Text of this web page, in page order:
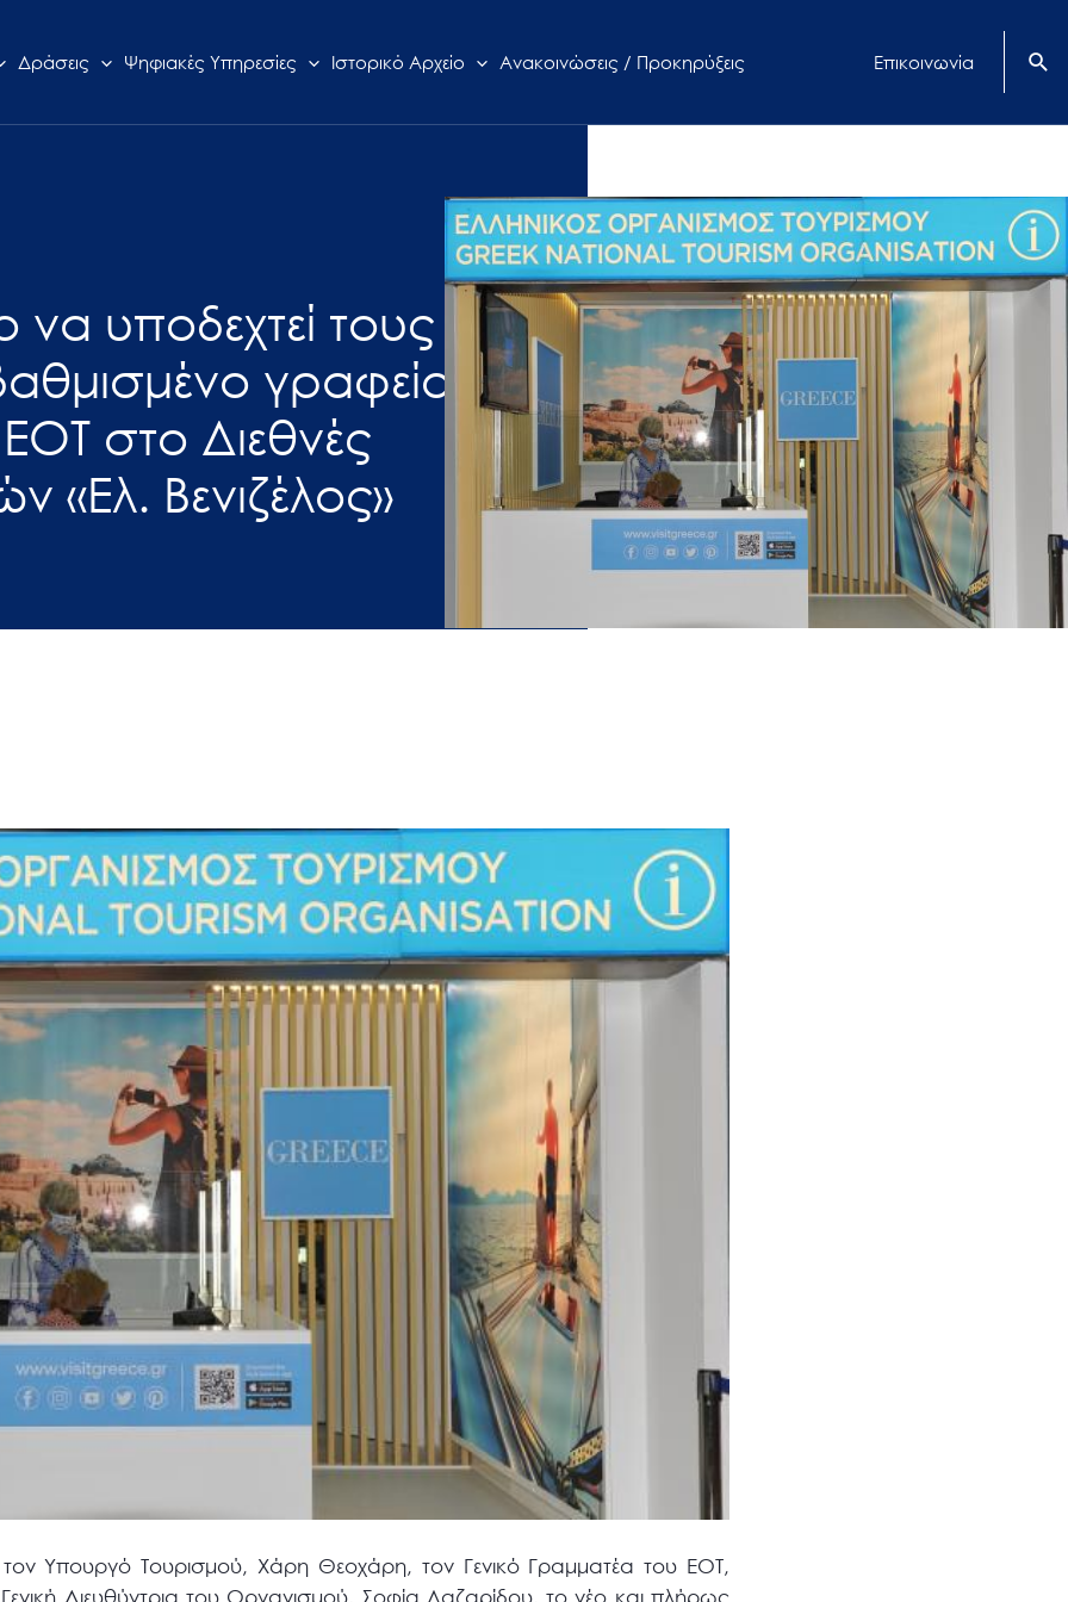
Δράσεις Ψηφιακές Υπηρεσίες Ιστορικό Αρχείο Ανακοινώσεις / Προκηρύξεις Επικοινωνία
να υποδεχτεί τους
γραφείο
στο Διεθνές
«Ελ. Βενιζέλος»
Υπουργό Τουρισμού, Χάρη Θεοχάρη, τον Γενικό Γραμματέα του ΕΟΤ,